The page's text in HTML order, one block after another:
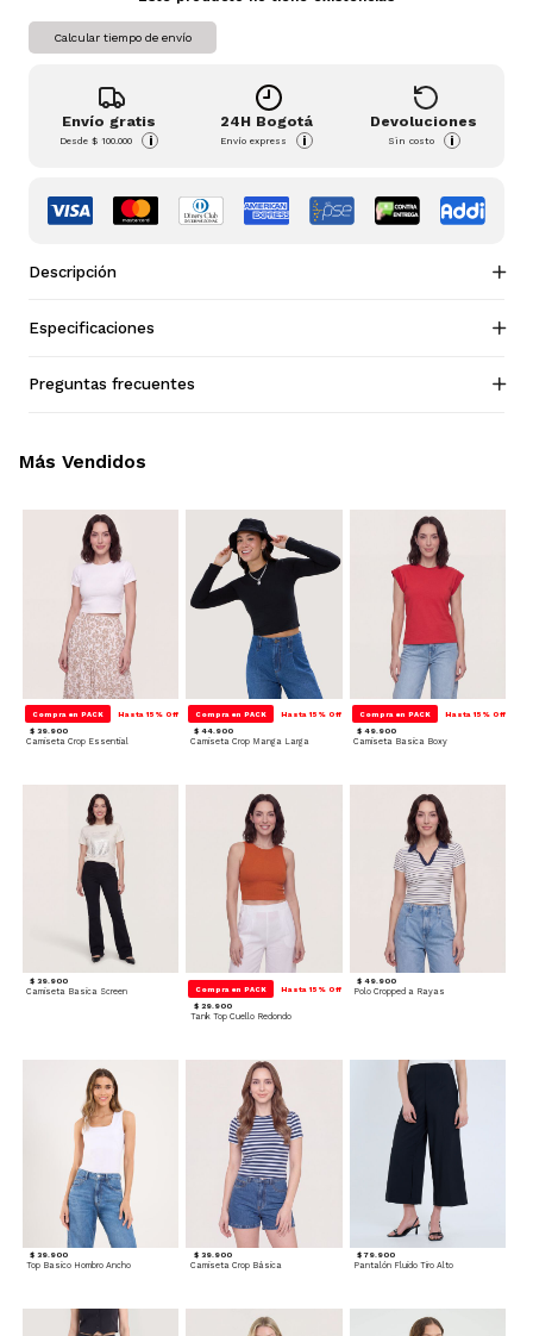
Calcular tiempo de envío
Envío gratis
Desde$ 100.000 i
24H Bogotá
Envío express i
Devoluciones
Sin costo i
Descripción
Especificaciones
Preguntas frecuentes
Compra en PACK Hasta 15% Off
$ 39.900
Camiseta Crop Essential
Compra en PACK Hasta 15% Off
$ 44.900
Camiseta Crop Manga Larga
Compra en PACK Hasta 15% Off
$ 49.900
Camiseta Basica Boxy
$ 39.900
Camiseta Basica Screen Compra en PACK Hasta 15% Off
$ 29.900
Tank Top Cuello Redondo
$ 49.900
Polo Cropped a Rayas
$ 39.900
Top Basico Hombro Ancho
$ 39.900
Camiseta Crop Básica
$ 79.900
Pantalón Fluido Tiro Alto
Más Vendidos